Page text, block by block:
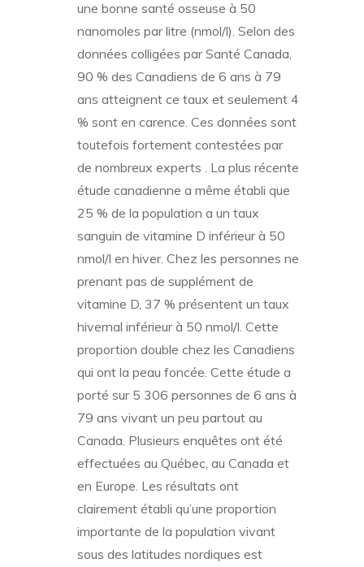
une bonne santé osseuse à 50
nanomoles par litre (nmol/l). Selon des
données colligées par Santé Canada,
90 % des Canadiens de 6 ans à 79
ans atteignent ce taux et seulement 4
% sont en carence. Ces données sont
toutefois fortement contestées par
de nombreux experts . La plus récente
étude canadienne a même établi que
25 % de la population a un taux
sanguin de vitamine D inférieur à 50
nmol/l en hiver. Chez les personnes ne
prenant pas de supplément de
vitamine D, 37 % présentent un taux
hivernal inférieur à 50 nmol/l. Cette
proportion double chez les Canadiens
qui ont la peau foncée. Cette étude a
porté sur 5 306 personnes de 6 ans à
79 ans vivant un peu partout au
Canada. Plusieurs enquêtes ont été
effectuées au Québec, au Canada et
en Europe. Les résultats ont
clairement établi qu’une proportion
importante de la population vivant
sous des latitudes nordiques est